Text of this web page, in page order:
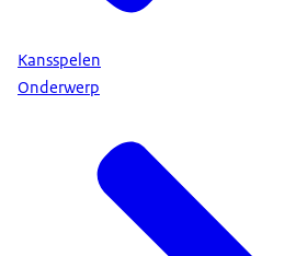
Kansspelen
Onderwerp